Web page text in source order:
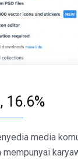
16.6%
media
mempunyai